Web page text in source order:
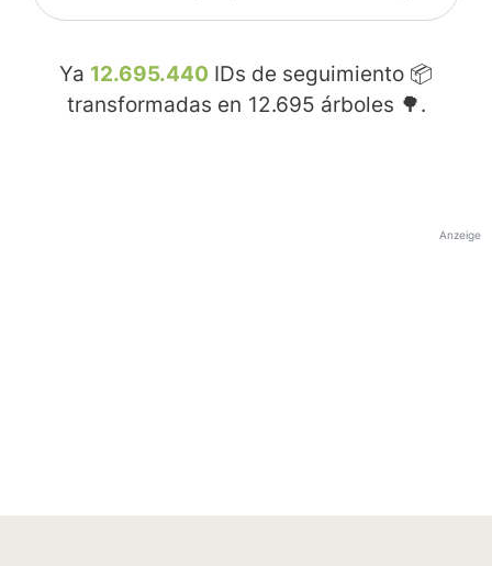
Ya 12.695.440 IDs de seguimiento 📦
transformadas en 12.695 árboles 🌳.
Anzeige